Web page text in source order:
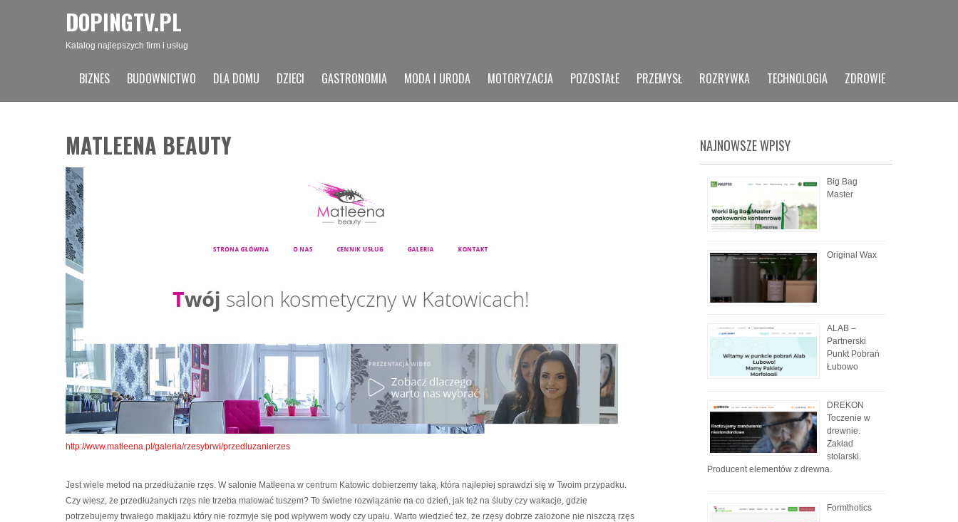
DOPINGTV.PL
Katalog najlepszych firm i usług
BIZNES BUDOWNICTWO DLA DOMU DZIECI GASTRONOMIA MODA I URODA MOTORYZACJA POZOSTAŁE PRZEMYSŁ ROZRYWKA TECHNOLOGIA ZDROWIE
MATLEENA BEAUTY
http://www.matleena.pl/galeria/rzesybrwi/przedluzanierzes
Jest wiele metod na przedłużanie rzęs. W salonie Matleena w centrum Katowic dobierzemy taką, która najlepiej sprawdzi się w Twoim przypadku.
Czy wiesz, że przedłużanych rzęs nie trzeba malować tuszem? To świetne rozwiązanie na co dzień, jak też na śluby czy wakacje, gdzie
potrzebujemy trwałego makijażu który nie rozmyje się pod wpływem wody czy upału. Warto wiedzieć też, że rzęsy dobrze założone nie niszczą rzęs
NAJNOWSZE WPISY
Big Bag
Master
Original Wax
ALAB –
Partnerski
Punkt Pobrań
Łubowo
DREKON
Toczenie w
drewnie.
Zakład
stolarski.
Producent elementów z drewna.
Formthotics